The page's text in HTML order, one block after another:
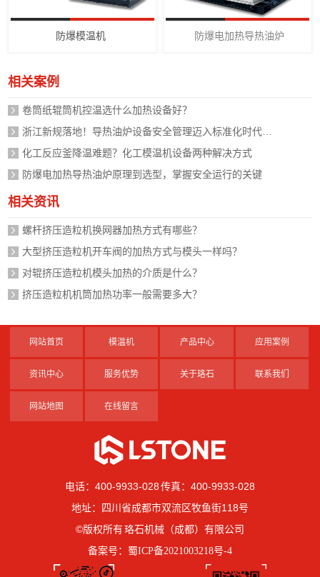
防爆模温机 防爆电加热导热油炉
相关案例
卷筒纸辊筒机控温选什么加热设备好？
化工反应釜降温难题？化工模温机设备两种解决方式
防爆电加热导热油炉原理到选型，掌握安全运行的关键
相关资讯
螺杆挤压造粒机换网器加热方式有哪些？
大型挤压造粒机开车阀的加热方式与模头一样吗？
对辊挤压造粒机模头加热的介质是什么？
挤压造粒机机筒加热功率一般需要多大？
网站首页 模温机 产品中心 应用案例
资讯中心 服务优势 关于珞石 联系我们
网站地图 在线留言
电话：400-9933-028 传真：400-9933-028
地址：四川省成都市双流区牧鱼街118号
©版权所有 珞石机械（成都）有限公司
备案号： 蜀ICP备2021003218号-4